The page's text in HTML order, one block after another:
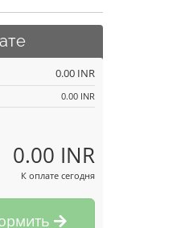
0.00 INR
0.00 INR
0.00 INR
К оплате сегодня